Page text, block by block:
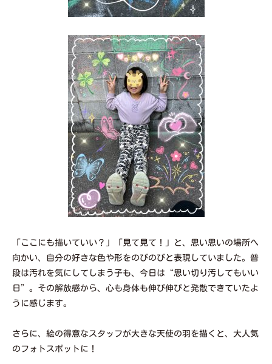
「ここにも描いていい？」「見て見て！」と、思い思いの場所へ
向かい、自分の好きな色や形をのびのびと表現していました。普
段は汚れを気にしてしまう子も、今日は“思い切り汚してもいい
日”。その解放感から、心も身体も伸び伸びと発散できていたよ
うに感じます。
さらに、絵の得意なスタッフが大きな天使の羽を描くと、大人気
のフォトスポットに！